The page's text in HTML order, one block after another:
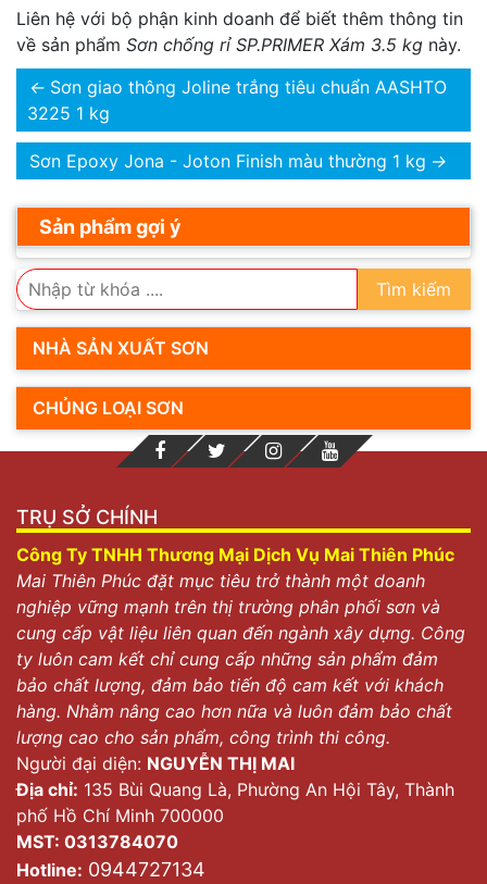
Liên hệ với bộ phận kinh doanh để biết thêm thông tin
về sản phẩm Sơn chống rỉ SP.PRIMER Xám 3.5 kg này.
← Sơn giao thông Joline trắng tiêu chuẩn AASHTO
3225 1 kg
Sơn Epoxy Jona - Joton Finish màu thường 1 kg →
Sản phẩm gợi ý
Tìm kiếm
NHÀ SẢN XUẤT SƠN
CHỦNG LOẠI SƠN
TRỤ SỞ CHÍNH
Công Ty TNHH Thương Mại Dịch Vụ Mai Thiên Phúc
Mai Thiên Phúc đặt mục tiêu trở thành một doanh
nghiệp vững mạnh trên thị trường phân phối sơn và
cung cấp vật liệu liên quan đến ngành xây dựng. Công
ty luôn cam kết chỉ cung cấp những sản phẩm đảm
bảo chất lượng, đảm bảo tiến độ cam kết với khách
hàng. Nhằm nâng cao hơn nữa và luôn đảm bảo chất
lượng cao cho sản phẩm, công trình thi công.
Người đại diện: NGUYỄN THỊ MAI
Địa chỉ: 135 Bùi Quang Là, Phường An Hội Tây, Thành
phố Hồ Chí Minh 700000
MST: 0313784070
Hotline: 0944727134